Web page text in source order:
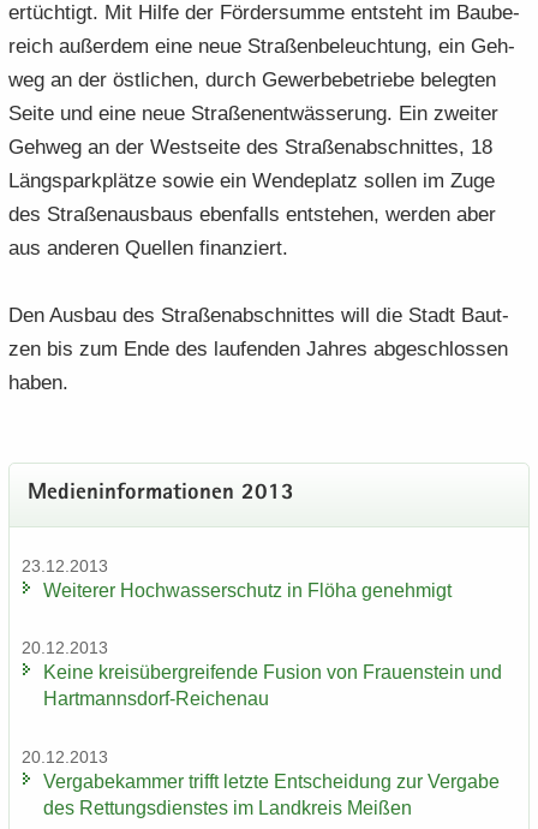
er­tüch­tigt. Mit Hilfe der För­der­sum­me ent­steht im Bau­be­
reich au­ßer­dem eine neue Straßenbe­leuchtung, ein Geh­
weg an der öst­li­chen, durch Ge­wer­be­be­trie­be be­leg­ten
Seite und eine neue Stra­ßen­ent­wäs­se­rung. Ein zwei­ter
Geh­weg an der West­sei­te des Stra­ßen­ab­schnit­tes, 18
Längs­park­plät­ze sowie ein Wende­platz sol­len im Zuge
des Stra­ßen­aus­baus eben­falls ent­ste­hen, wer­den aber
aus an­de­ren Quel­len fi­nan­ziert.
Den Aus­bau des Stra­ßen­ab­schnit­tes will die Stadt Baut­
zen bis zum Ende des lau­fen­den Jah­res ab­ge­schlos­sen
haben.
Me­di­en­in­for­ma­tio­nen 2013
23.12.2013
Wei­te­rer Hoch­was­ser­schutz in Flöha ge­neh­migt
20.12.2013
Keine kreis­über­grei­fen­de Fu­si­on von Frau­en­stein und
Hartmannsdorf-​Reichenau
20.12.2013
Ver­ga­be­kam­mer trifft letz­te Ent­schei­dung zur Ver­ga­be
des Ret­tungs­diens­tes im Land­kreis Mei­ßen